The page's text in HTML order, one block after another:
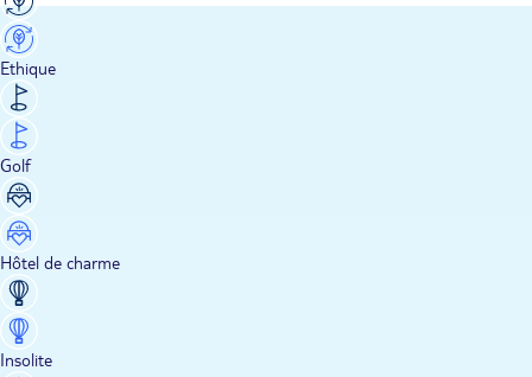
Ethique
Golf
Hôtel de charme
Insolite